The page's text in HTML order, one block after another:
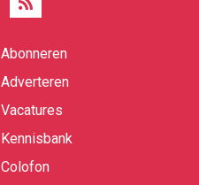
Abonneren
Adverteren
Vacatures
Kennisbank
Colofon